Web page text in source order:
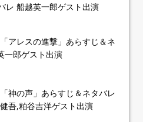
レ 船越英一郎ゲスト出演
アレスの進撃」あらすじ＆ネ
一郎ゲスト出演
神の声」あらすじ＆ネタバレ
吾,粕谷吉洋ゲスト出演